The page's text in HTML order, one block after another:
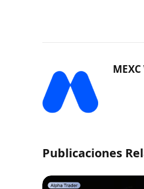
Publicaciones